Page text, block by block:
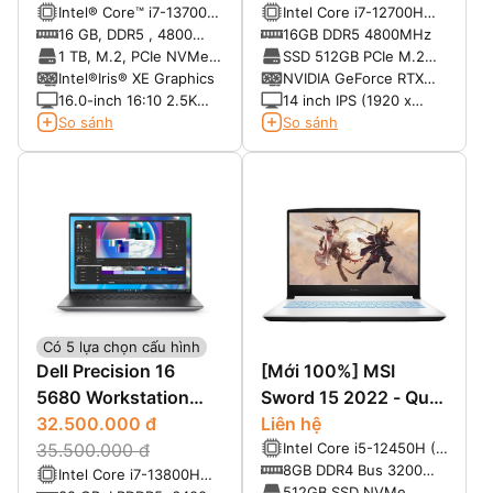
Intel® Core™ i7-13700H
(24 MB cache, 14
cores, 20 threads, up
to 5.00 GHz Turbo)
16 GB, DDR5 , 4800
MT/s
1 TB, M.2, PCIe NVMe,
SSD
Intel®Iris® XE Graphics
16.0-inch 16:10 2.5K
(2560x1600) Anti-Glare
So sánh
(2022) (Core i7-
12700H, 16GB, 512G,
RTX 3060 6G, 14
FHD+ 165GHZ)
Intel Core i7-12700H
(2.3 GHz up to 4.7
GHz, 14 Cores, 20
Threads, 24 MB Cache)
16GB DDR5 4800MHz
SSD 512GB PCIe M.2
NVMe
NVIDIA GeForce RTX
3060 6 GB GDDR6
14 inch IPS (1920 x
1200) 165Hz, 400 Nits,
So sánh
Có 5 lựa chọn cấu hình
Dell Precision 16
5680 Workstation
(2023)
32.500.000 đ
35.500.000 đ
Intel Core i7-13800H
[Mới 100%] MSI
Sword 15 2022 - Quái
vật khủng tầm phân
khúc.
Liên hệ
Intel Core i5-12450H (8
lõi x 12 luồng, 12 MB
Intel® Smart Cache)
8GB DDR4 Bus 3200